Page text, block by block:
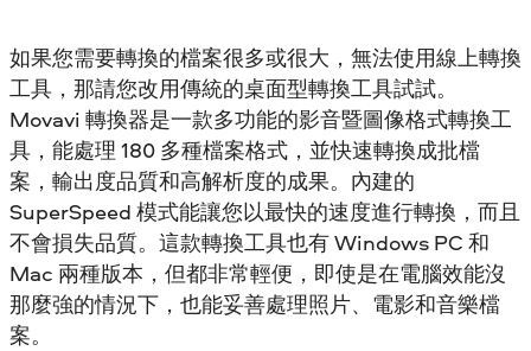
如果您需要轉換的檔案很多或很大，無法使用線上轉換
工具，那請您改用傳統的桌面型轉換工具試試。
Movavi 轉換器是一款多功能的影音暨圖像格式轉換工
具，能處理 180 多種檔案格式，並快速轉換成批檔
案，輸出度品質和高解析度的成果。內建的
SuperSpeed 模式能讓您以最快的速度進行轉換，而且
不會損失品質。這款轉換工具也有 Windows PC 和
Mac 兩種版本，但都非常輕便，即使是在電腦效能沒
那麼強的情況下，也能妥善處理照片、電影和音樂檔
案。